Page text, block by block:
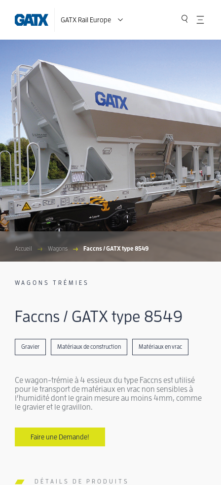
GATX Rail Europe
Accueil Wagons Faccns / GATX type 8549
WAGONS TRÉMIES
Faccns / GATX type 8549
Gravier Matériaux de construction Matériaux en vrac
Ce wagon-trémie à 4 essieux du type Faccns est utilisé
pour le transport de matériaux en vrac non sensibles à
l’humidité dont le grain mesure au moins 4mm, comme
le gravier et le gravillon.
Faire une Demande!
DÉTAILS DE PRODUITS